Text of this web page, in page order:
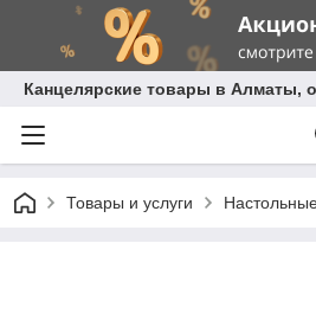
Канцелярские товары в Алматы,
Товары и услуги